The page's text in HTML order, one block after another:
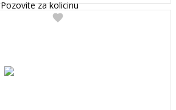
Pozovite za kolicinu
favorite